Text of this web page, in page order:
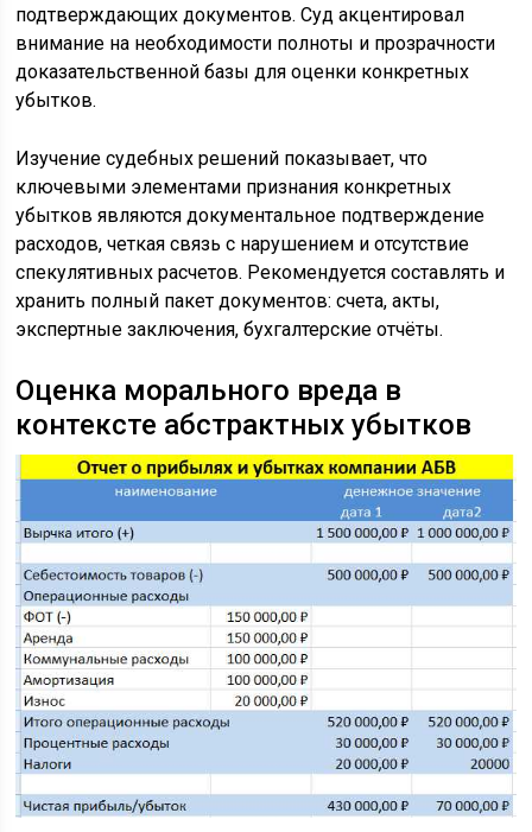
подтверждающих документов. Суд акцентировал
внимание на необходимости полноты и прозрачности
доказательственной базы для оценки конкретных
убытков.
Изучение судебных решений показывает, что
ключевыми элементами признания конкретных
убытков являются документальное подтверждение
расходов, четкая связь с нарушением и отсутствие
спекулятивных расчетов. Рекомендуется составлять и
хранить полный пакет документов: счета, акты,
экспертные заключения, бухгалтерские отчёты.
Оценка морального вреда в
контексте абстрактных убытков